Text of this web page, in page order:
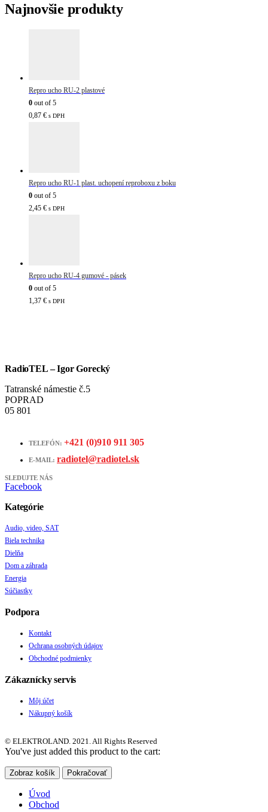
Najnovšie produkty
Repro ucho RU-2 plastové
0 out of 5
0,87 € s DPH
Repro ucho RU-1 plast. uchopení reproboxu z boku
0 out of 5
2,45 € s DPH
Repro ucho RU-4 gumové - pásek
0 out of 5
1,37 € s DPH
RadioTEL – Igor Gorecký
Tatranské námestie č.5
POPRAD
05 801
TELEFÓN: +421 (0)910 911 305
E-MAIL: radiotel@radiotel.sk
SLEDUJTE NÁS
Facebook
Kategórie
Audio, video, SAT
Biela technika
Dielňa
Dom a záhrada
Energia
Súčiastky
Podpora
Kontakt
Ochrana osobných údajov
Obchodné podmienky
Zákaznícky servis
Môj účet
Nákupný košík
© ELEKTROLAND. 2021. All Rights Reserved
You've just added this product to the cart:
Zobraz košík Pokračovať
Úvod
Obchod